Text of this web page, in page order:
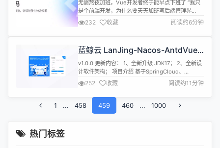
无需熬夜加班，Vue开发者终于能早点下班了 “我只
是个前端开发，为什么要天天加班写后端管理界
面？”这是许多前端开发者的心声。重复性的后台页
面开发消耗了大量时间和创造力，直到我遇到了
VTJ.PRO。 作为一名Vue开发者，当我发现这个基
发效率提升了300%——从每天写3个页面到现在每
天能完成10个以上完...
232 收藏 阅读约6分钟
蓝鲸云 LanJing-Nacos-AntdVue
微服务框架 v1.0.0 发布
v1.0.0 更新内容： 1、全新升级 JDK17； 2、全新设
计软件架构； 项目介绍 基于SpringCloud、
SpringSecurity、OAuth2、Nacos、Seata、
MybatisPlus、Vue3、TypeScript、AntDesign、
MySQL等技术栈实现的单体前后端分离后台管理系
统；后端基于Java语言采用SpringCloud、...
252 收藏 阅读约11分钟
1 ... 458 459 460 ... 1000
热门标签